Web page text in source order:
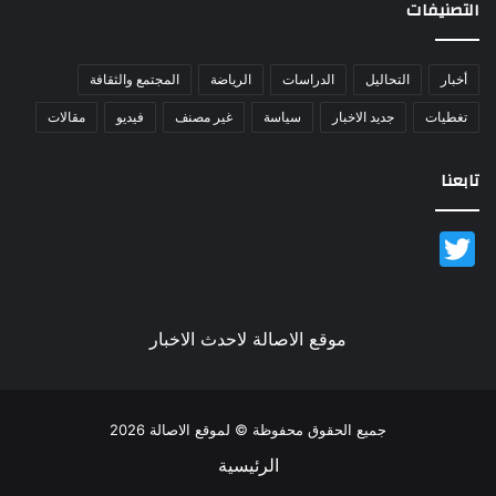
التصنيفات
أخبار التحاليل الدراسات الرياضة المجتمع والثقافة
تغطيات جديد الاخبار سياسة غير مصنف فيديو مقالات
تابعنا
موقع الاصالة لاحدث الاخبار
جميع الحقوق محفوظة © لموقع الاصالة 2026
الرئيسية